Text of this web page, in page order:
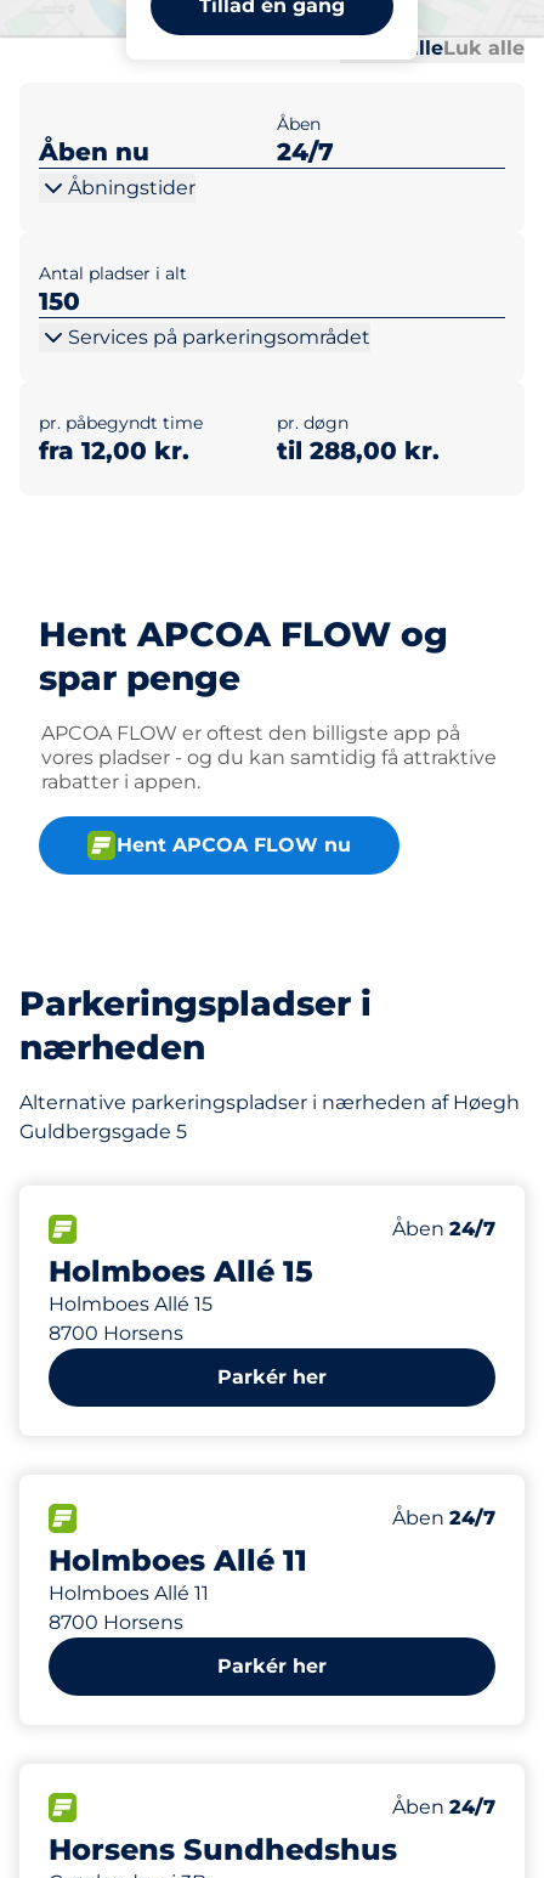
Tillad én gang
Udvid alleLuk alle
Åben nu
Åben
24/7
Åbningstider
Antal pladser i alt
150
Services på parkeringsområdet
pr. påbegyndt time
fra 12,00 kr.
pr. døgn
til 288,00 kr.
Hent APCOA FLOW og
spar penge
APCOA FLOW er oftest den billigste app på
vores pladser - og du kan samtidig få attraktive
rabatter i appen.
Hent APCOA FLOW nu
Parkeringspladser i
nærheden
Alternative parkeringspladser i nærheden af Høegh
Guldbergsgade 5
Holmboes Allé 15
Holmboes Allé 15
8700 Horsens
Antal
Antal pladser
120
Lørdag
Åben 24/7
233 m
Parkér her
Holmboes Allé 11
Holmboes Allé 11
8700 Horsens
Antal
Antal pladser
60
Lørdag
Åben 24/7
247 m
Parkér her
Horsens Sundhedshus
Antal
Antal pladser
450
Lørdag
Åben 24/7
277 m